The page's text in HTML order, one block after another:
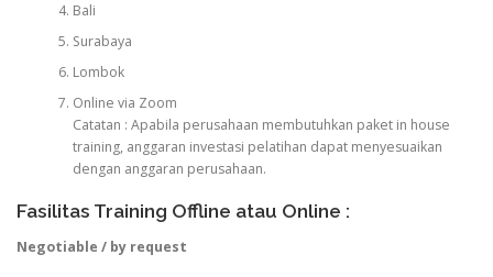
Bali
Surabaya
Lombok
Online via Zoom
Catatan : Apabila perusahaan membutuhkan paket in house
training, anggaran investasi pelatihan dapat menyesuaikan
dengan anggaran perusahaan.
Fasilitas Training Offline atau Online :
Negotiable / by request